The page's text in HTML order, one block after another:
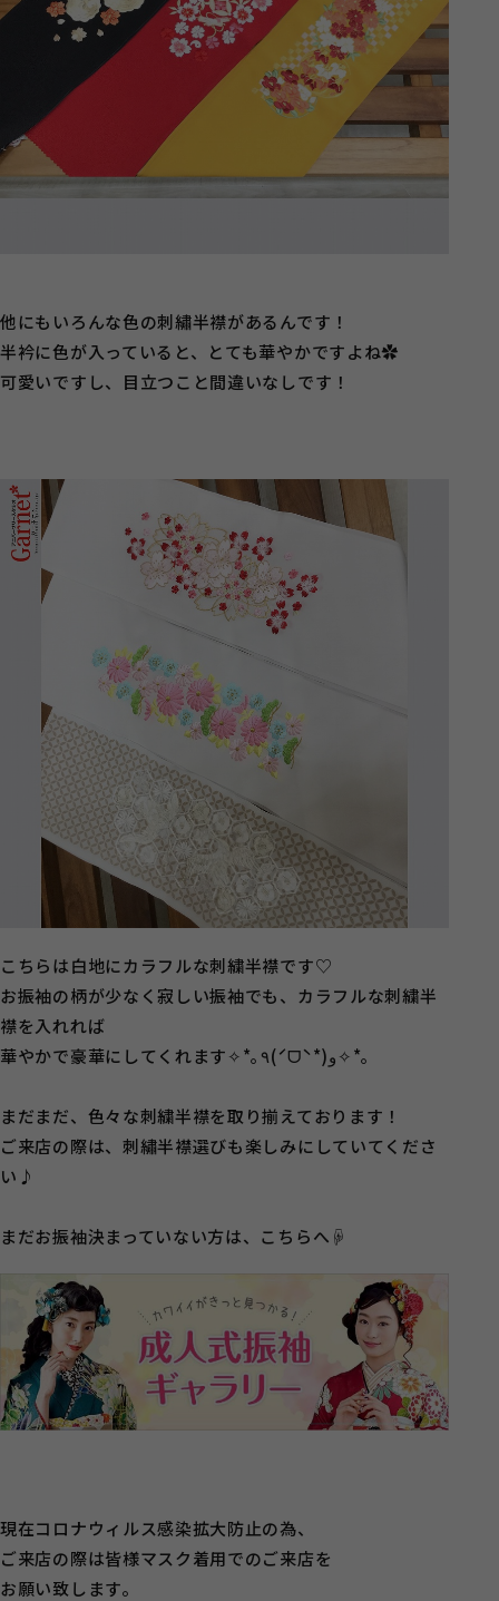
他にもいろんな色の刺繡半襟があるんです！
半衿に色が入っていると、とても華やかですよね✿
可愛いですし、目立つこと間違いなしです！
こちらは白地にカラフルな刺繍半襟です♡
お振袖の柄が少なく寂しい振袖でも、カラフルな刺繍半
襟を入れれば
華やかで豪華にしてくれます✧*｡٩(ˊᗜˋ*)و✧*｡
まだまだ、色々な刺繍半襟を取り揃えております！
ご来店の際は、刺繡半襟選びも楽しみにしていてくださ
い♪
まだお振袖決まっていない方は、こちらへ☟
現在コロナウィルス感染拡大防止の為、
ご来店の際は皆様マスク着用でのご来店を
お願い致します。